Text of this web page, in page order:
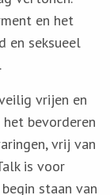
en het
en seksueel
vrijen en
bevorderen
vrij van
is voor
staan van